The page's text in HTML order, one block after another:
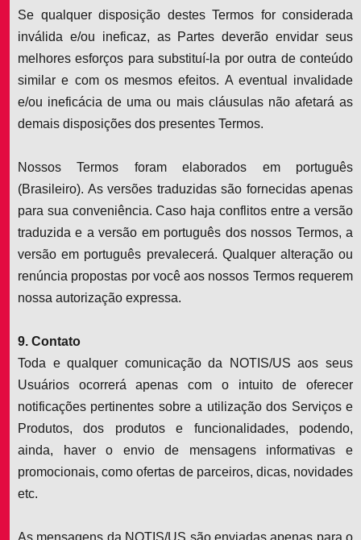
Se qualquer disposição destes Termos for considerada
inválida e/ou ineficaz, as Partes deverão envidar seus
melhores esforços para substituí-la por outra de conteúdo
similar e com os mesmos efeitos. A eventual invalidade
e/ou ineficácia de uma ou mais cláusulas não afetará as
demais disposições dos presentes Termos.
Nossos Termos foram elaborados em português
(Brasileiro). As versões traduzidas são fornecidas apenas
para sua conveniência. Caso haja conflitos entre a versão
traduzida e a versão em português dos nossos Termos, a
versão em português prevalecerá. Qualquer alteração ou
renúncia propostas por você aos nossos Termos requerem
nossa autorização expressa.
9. Contato
Toda e qualquer comunicação da NOTIS/US aos seus
Usuários ocorrerá apenas com o intuito de oferecer
notificações pertinentes sobre a utilização dos Serviços e
Produtos, dos produtos e funcionalidades, podendo,
ainda, haver o envio de mensagens informativas e
promocionais, como ofertas de parceiros, dicas, novidades
etc.
As mensagens da NOTIS/US são enviadas apenas para o